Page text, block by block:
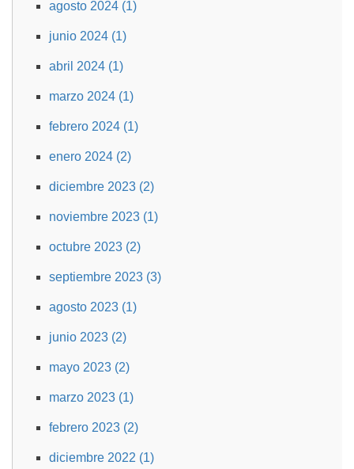
agosto 2024 (1)
junio 2024 (1)
abril 2024 (1)
marzo 2024 (1)
febrero 2024 (1)
enero 2024 (2)
diciembre 2023 (2)
noviembre 2023 (1)
octubre 2023 (2)
septiembre 2023 (3)
agosto 2023 (1)
junio 2023 (2)
mayo 2023 (2)
marzo 2023 (1)
febrero 2023 (2)
diciembre 2022 (1)